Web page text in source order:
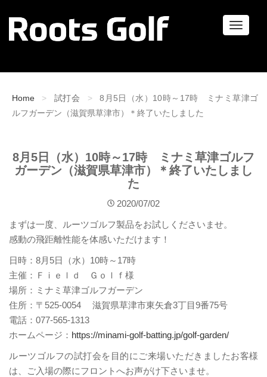
ナ
ョ
Home 試打会
8月5日（水）10時～17時 ミナミ草津ゴ
ルフガーデン（滋賀県草津市）＊終了いたしました
8月5日（水）10時～17時 ミナミ草津ゴルフ
ガーデン（滋賀県草津市）＊終了いたしまし
た
2020/07/02
まずは一度、ルーツゴルフ製品をお試しくださいませ。
感動の飛距離性能を体感いただけます！
日時：8月5日（水）10時～17時
主催：Ｆｉｅｌｄ Ｇｏｌｆ様
場所：ミナミ草津ゴルフガーデン
住所：〒525-0054 滋賀県草津市東矢倉3丁目9番75号
電話：077-565-1313
ホームページ： https://minami-golf-batting.jp/golf-garden/
ルーツゴルフの試打会を目的にご来場いただきましたお客様
は、ご入場の際にフロントへお声がけ下さいませ。